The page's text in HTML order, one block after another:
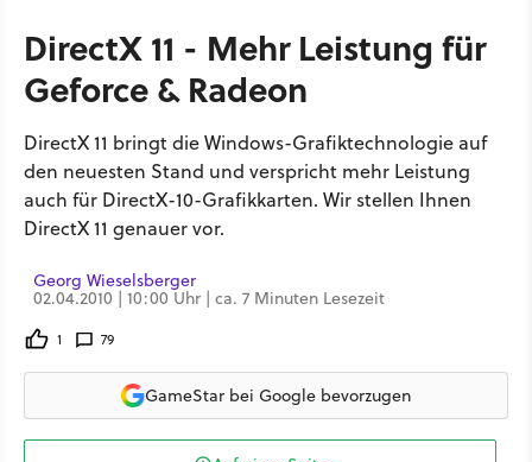
DirectX 11 - Mehr Leistung für
Geforce & Radeon
DirectX 11 bringt die Windows-Grafiktechnologie auf
den neuesten Stand und verspricht mehr Leistung
auch für DirectX-10-Grafikkarten. Wir stellen Ihnen
DirectX 11 genauer vor.
Georg Wieselsberger
02.04.2010 | 10:00 Uhr | ca. 7 Minuten Lesezeit
1 79
GameStar bei Google bevorzugen